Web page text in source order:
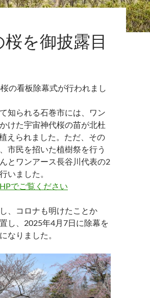
を御披露目
の看板除幕式が行われまし
知られる石巻市には、ワン
けた宇宙神代桜の苗が北杜
えられました。ただ、その
市民を招いた植樹祭を行う
とワンアース長谷川代表の2
いました。
でご覧ください
、コロナも明けたことか
し、2025年4月7日に除幕を
なりました。